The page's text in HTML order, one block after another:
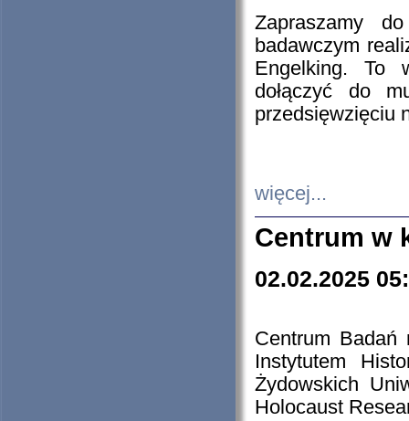
Zapraszamy
badawczym
Engelking. To
dołączyć do
przedsięwzięciu
więcej...
Centrum w
02.02.2025
Centrum Badań
Instytutem
Żydowskich
Holocaust